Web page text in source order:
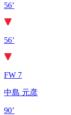
56’
56’
FW 7
中島 元彦
90’